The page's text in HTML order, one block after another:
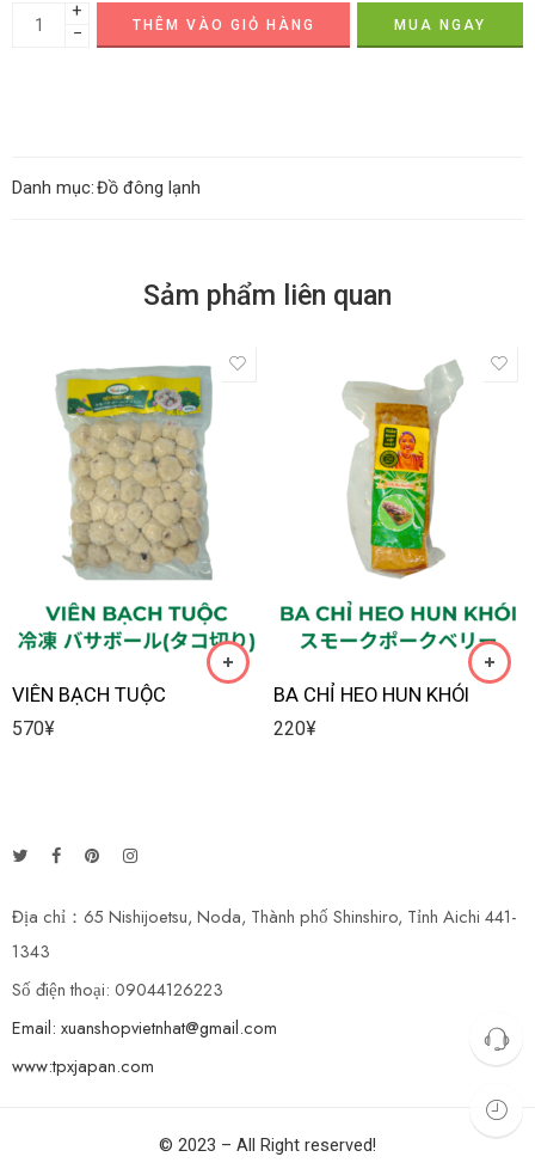
+
−
THÊM VÀO GIỎ HÀNG MUA NGAY
Danh mục:Đồ đông lạnh
Sảm phẩm liên quan
VIÊN BẠCH TUỘC
570¥
BA CHỈ HEO HUN KHÓI
220¥
Địa chỉ：65 Nishijoetsu, Noda, Thành phố Shinshiro, Tỉnh Aichi 441-
1343
Số điện thoại: 09044126223
Email: xuanshopvietnhat@gmail.com
www:tpxjapan.com
© 2023 – All Right reserved!